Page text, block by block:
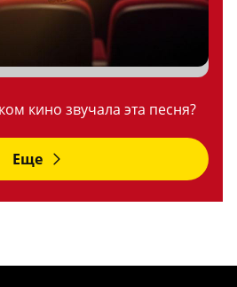
кино звучала эта песня?
Еще